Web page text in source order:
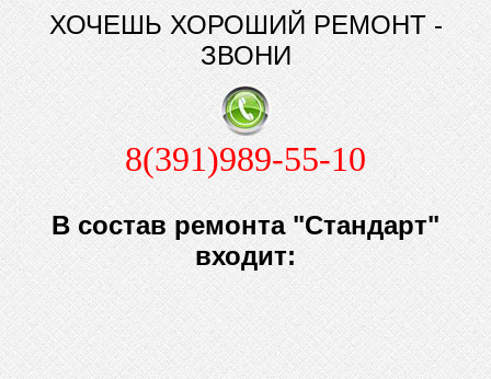
ХОЧЕШЬ ХОРОШИЙ РЕМОНТ -
ЗВОНИ
8(391)989-55-10
В состав ремонта "Стандарт"
входит: